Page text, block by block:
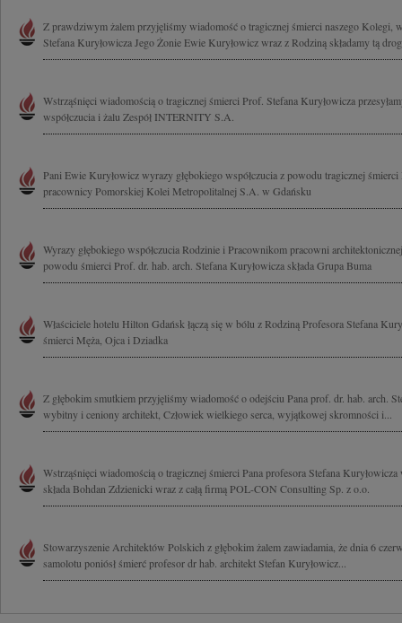
Z prawdziwym żalem przyjęliśmy wiadomość o tragicznej śmierci naszego Kolegi,
Stefana Kuryłowicza Jego Żonie Ewie Kuryłowicz wraz z Rodziną składamy tą
Wstrząśnięci wiadomością o tragicznej śmierci Prof. Stefana Kuryłowicza
współczucia i żalu Zespół INTERNITY S.A.
Pani Ewie Kuryłowicz wyrazy głębokiego współczucia z powodu tragicznej śmierci
pracownicy Pomorskiej Kolei Metropolitalnej S.A. w Gdańsku
Wyrazy głębokiego współczucia Rodzinie i Pracownikom pracowni
powodu śmierci Prof. dr. hab. arch. Stefana Kuryłowicza składa Grupa Buma
Właściciele hotelu Hilton Gdańsk łączą się w bólu z Rodziną Profesora Stefana
śmierci Męża, Ojca i Dziadka
Z głębokim smutkiem przyjęliśmy wiadomość o odejściu Pana prof. dr. hab. arch.
wybitny i ceniony architekt, Człowiek wielkiego serca, wyjątkowej skromności i...
Wstrząśnięci wiadomością o tragicznej śmierci Pana profesora Stefana Kuryłowicza
składa Bohdan Zdzienicki wraz z całą firmą POL-CON Consulting Sp. z o.o.
Stowarzyszenie Architektów Polskich z głębokim żalem zawiadamia, że dnia 6
samolotu poniósł śmierć profesor dr hab. architekt Stefan Kuryłowicz...